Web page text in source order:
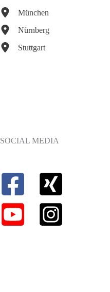
München
Nürnberg
Stuttgart
SOCIAL MEDIA